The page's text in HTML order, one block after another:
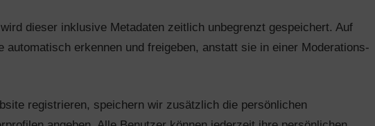
dieser inklusive Metadaten zeitlich unbegrenzt gespeichert. Auf
automatisch erkennen und freigeben, anstatt sie in einer Moderations-
registrieren, speichern wir zusätzlich die persönlichen